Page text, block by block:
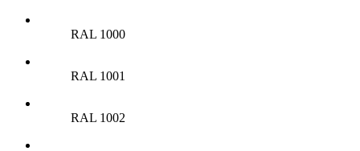
RAL 1000
RAL 1001
RAL 1002